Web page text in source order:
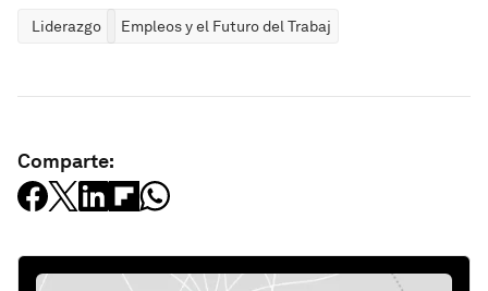
Liderazgo Empleos y el Futuro del Trabajo
Comparte: